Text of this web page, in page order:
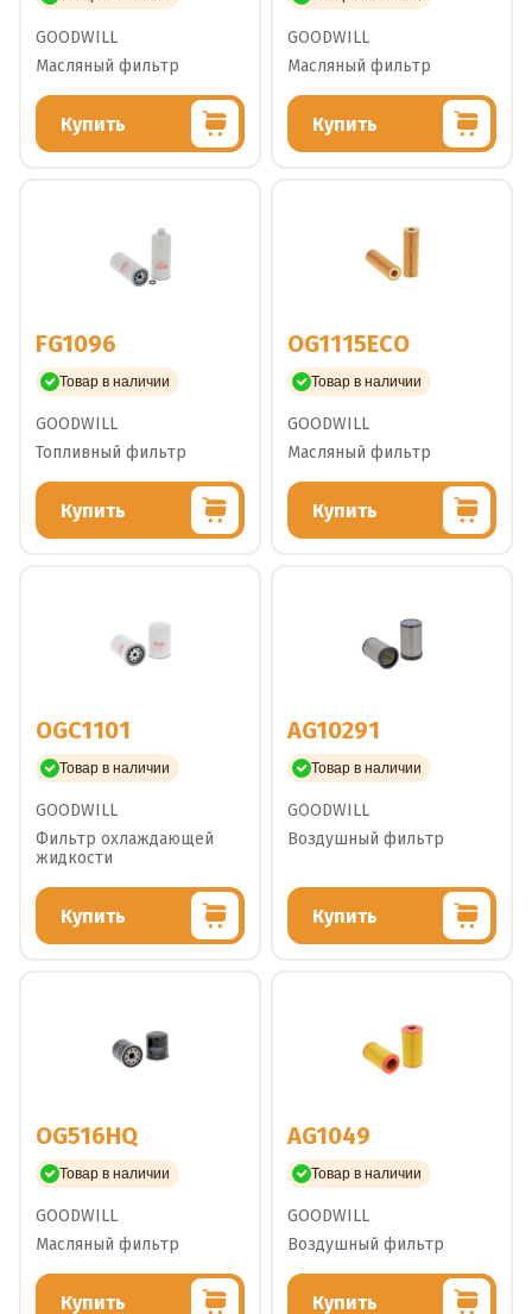
GOODWILL
Масляный фильтр
Купить
GOODWILL
Масляный фильтр
Купить
FG1096
Товар в наличии
GOODWILL
Топливный фильтр
Купить
OG1115ECO
Товар в наличии
GOODWILL
Масляный фильтр
Купить
OGC1101
Товар в наличии
GOODWILL
Фильтр охлаждающей
жидкости
Купить
AG10291
Товар в наличии
GOODWILL
Воздушный фильтр
Купить
OG516HQ
Товар в наличии
GOODWILL
Масляный фильтр
Купить
AG1049
Товар в наличии
GOODWILL
Воздушный фильтр
Купить